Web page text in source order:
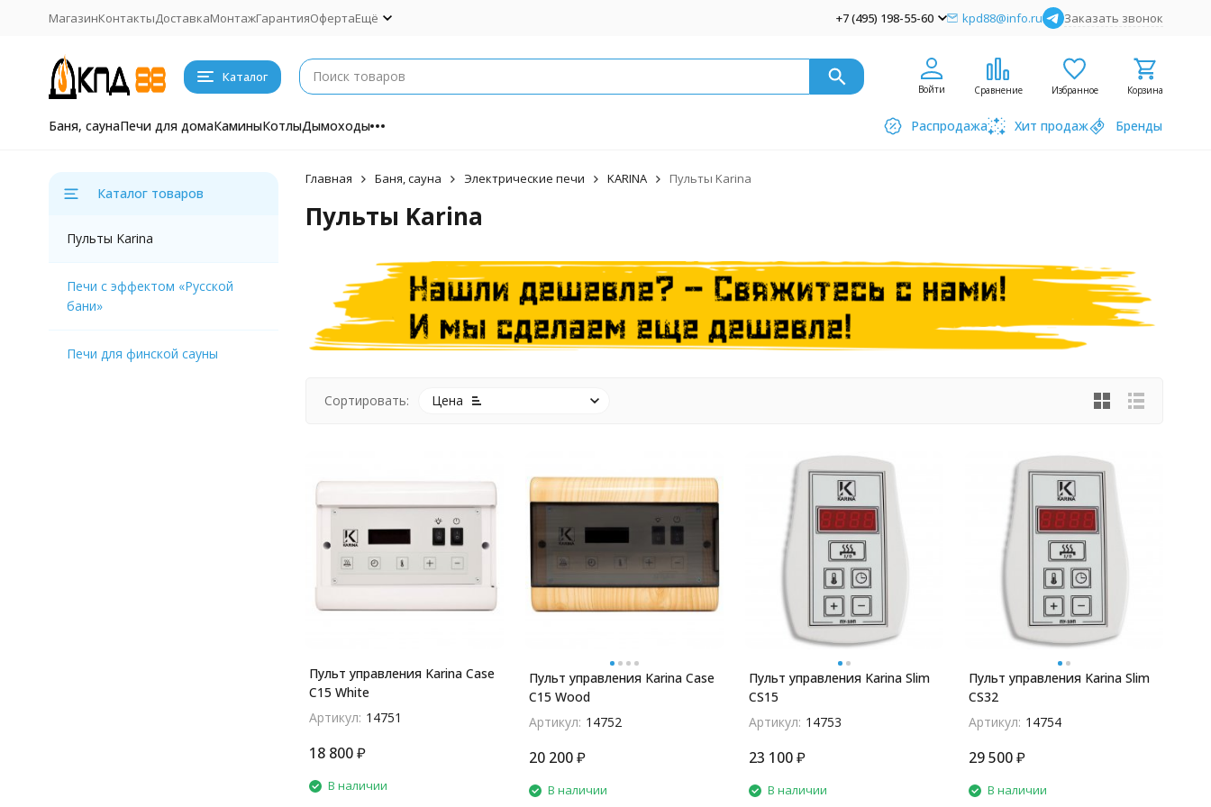
МагазинКонтактыДоставкаМонтажГарантияОфертаЕщё +7 (495) 198-55-60 kpd88@info.ru Заказать звонок
Каталог
Войти Сравнение Избранное Корзина
Баня, саунаПечи для домаКаминыКотлыДымоходы Распродажа Хит продаж Бренды
Главная Баня, сауна Электрические печи KARINA Пульты Karina
Пульты Karina
Сортировать: Цена
Пульт управления Karina Case
C15 White
Артикул: 14751
18 800 ₽
В наличии
Пульт управления Karina Case
C15 Wood
Артикул: 14752
20 200 ₽
В наличии
Пульт управления Karina Slim
CS15
Артикул: 14753
23 100 ₽
В наличии
Пульт управления Karina Slim
CS32
Артикул: 14754
29 500 ₽
В наличии
Каталог товаров
Пульты Karina
Печи с эффектом «Русской
бани»
Печи для финской сауны